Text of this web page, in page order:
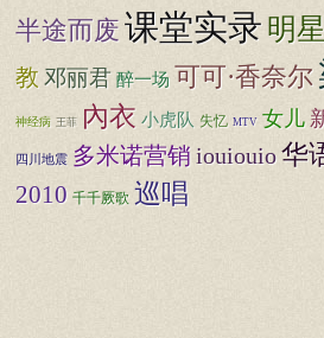
半途而废 课堂实录明星
教邓丽君 醉一场 可可·香奈尔
神经病 王菲 內衣 小虎队 失忆 MTV 女儿
四川地震 多米诺营销iouiouio华
2010 千千厥歌 巡唱